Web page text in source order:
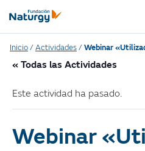
Inicio/Actividades/Webinar
« Todas las Actividades
Este actividad ha pasado.
Webinar